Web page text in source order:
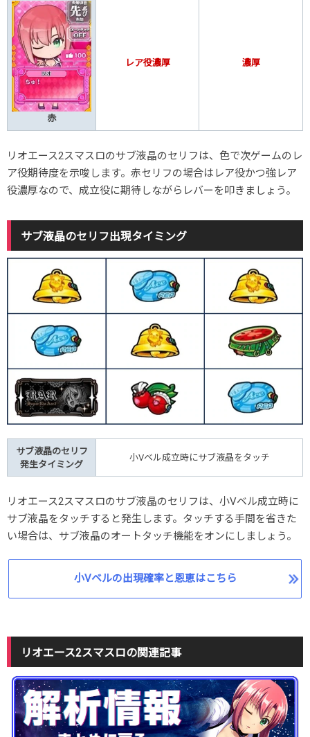
赤
レア役濃厚 濃厚
リオエース2スマスロのサブ液晶のセリフは、色で次ゲームのレ
ア役期待度を示唆します。赤セリフの場合はレア役かつ強レア
役濃厚なので、成立役に期待しながらレバーを叩きましょう。
サブ液晶のセリフ出現タイミング
サブ液晶のセリフ
発生タイミング
小Vベル成立時にサブ液晶をタッチ
リオエース2スマスロのサブ液晶のセリフは、小Vベル成立時に
サブ液晶をタッチすると発生します。タッチする手間を省きた
い場合は、サブ液晶のオートタッチ機能をオンにしましょう。
小Vベルの出現確率と恩恵はこちら
リオエース2スマスロの関連記事